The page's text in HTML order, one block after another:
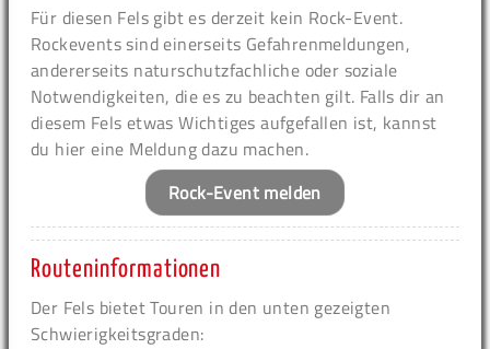
Für diesen Fels gibt es derzeit kein Rock-Event.
Rockevents sind einerseits Gefahrenmeldungen,
andererseits naturschutzfachliche oder soziale
Notwendigkeiten, die es zu beachten gilt. Falls dir an
diesem Fels etwas Wichtiges aufgefallen ist, kannst
du hier eine Meldung dazu machen.
Rock-Event melden
Routeninformationen
Der Fels bietet Touren in den unten gezeigten
Schwierigkeitsgraden: